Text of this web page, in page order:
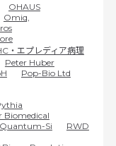
OHAUS
Omiq,
・エプレディア病理
Peter Huber
Pop-Bio Ltd
Biomedical
Quantum-Si
RWD